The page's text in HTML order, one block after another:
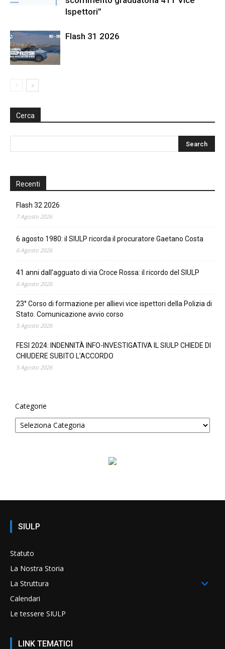
Ispettori”
Flash 31 2026
Cerca
Recenti
Flash 32 2026
7 Agosto 2026
6 agosto 1980: il SIULP ricorda il procuratore Gaetano Costa
6 Agosto 2026
41 anni dall’agguato di via Croce Rossa: il ricordo del SIULP
6 Agosto 2026
23° Corso di formazione per allievi vice ispettori della Polizia di
Stato. Comunicazione avvio corso
5 Agosto 2026
FESI 2024: INDENNITÀ INFO-INVESTIGATIVA IL SIULP CHIEDE DI
CHIUDERE SUBITO L’ACCORDO
5 Agosto 2026
Categorie
SIULP
Statuto
La Nostra Storia
La Struttura
Calendari
Le tessere SIULP
LINK TEMATICI